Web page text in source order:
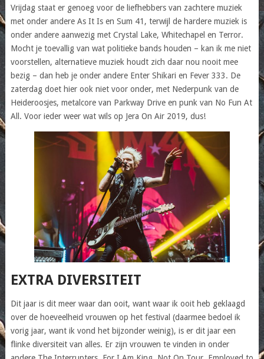
Vrijdag staat er genoeg voor de liefhebbers van zachtere muziek
met onder andere As It Is en Sum 41, terwijl de hardere muziek is
onder andere aanwezig met Crystal Lake, Whitechapel en Terror.
Mocht je toevallig van wat politieke bands houden – kan ik me niet
voorstellen, alternatieve muziek houdt zich daar nou nooit mee
bezig – dan heb je onder andere Enter Shikari en Fever 333. De
zaterdag doet hier ook niet voor onder, met Nederpunk van de
Heideroosjes, metalcore van Parkway Drive en punk van No Fun At
All. Voor ieder weer wat wils op Jera On Air 2019, dus!
EXTRA DIVERSITEIT
Dit jaar is dit meer waar dan ooit, want waar ik ooit heb geklaagd
over de hoeveelheid vrouwen op het festival (daarmee bedoel ik
vorig jaar, want ik vond het bijzonder weinig), is er dit jaar een
flinke diversiteit van alles. Er zijn vrouwen te vinden in onder